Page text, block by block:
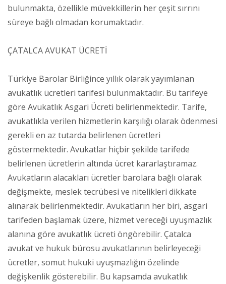
bulunmakta, özellikle müvekkillerin her çeşit sırrını
süreye bağlı olmadan korumaktadır.
ÇATALCA AVUKAT ÜCRETİ
Türkiye Barolar Birliğince yıllık olarak yayımlanan
avukatlık ücretleri tarifesi bulunmaktadır. Bu tarifeye
göre Avukatlık Asgari Ücreti belirlenmektedir. Tarife,
avukatlıkla verilen hizmetlerin karşılığı olarak ödenmesi
gerekli en az tutarda belirlenen ücretleri
göstermektedir. Avukatlar hiçbir şekilde tarifede
belirlenen ücretlerin altında ücret kararlaştıramaz.
Avukatların alacakları ücretler barolara bağlı olarak
değişmekte, meslek tecrübesi ve nitelikleri dikkate
alınarak belirlenmektedir. Avukatların her biri, asgari
tarifeden başlamak üzere, hizmet vereceği uyuşmazlık
alanına göre avukatlık ücreti öngörebilir. Çatalca
avukat ve hukuk bürosu avukatlarının belirleyeceği
ücretler, somut hukuki uyuşmazlığın özelinde
değişkenlik gösterebilir. Bu kapsamda avukatlık